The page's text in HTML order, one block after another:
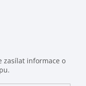
zasílat informace o